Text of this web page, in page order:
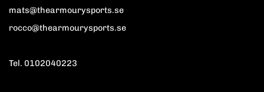
mats@thearmourysports.se
rocco@thearmourysports.se
Tel. 0102040223